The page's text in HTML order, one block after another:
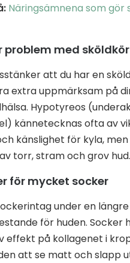
Näringsämnena som gör
problem med
att du har en
extra uppmärksam på
Hypotyreos
kännetecknas ofta av
känslighet för kyla, men
torr, stram och grov hud.
för mycket socker
under en
för huden. Socker
effekt på kollagenet i
att se matt och slapp